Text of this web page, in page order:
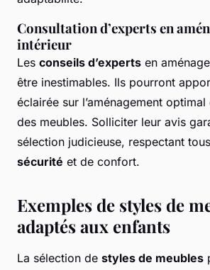
Consultation d’experts en
intérieur
Les conseils d’experts en
être inestimables. Ils pourront
éclairée sur l’aménagement optimal
des meubles. Solliciter leur avis
sélection judicieuse, respectant
sécurité et de confort.
Exemples de styles de
adaptés aux enfants
La sélection de styles de meubles